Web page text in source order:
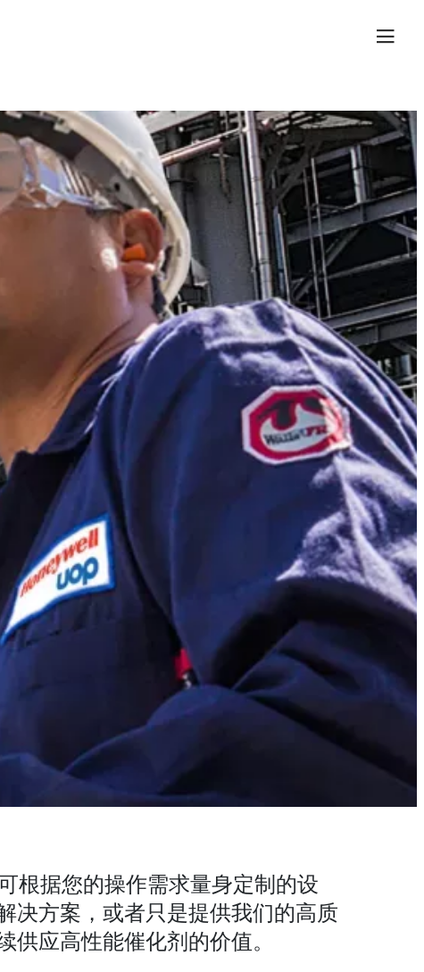
根据您的操作需求量身定制的设
决方案，或者只是提供我们的高质
应高性能催化剂的价值。